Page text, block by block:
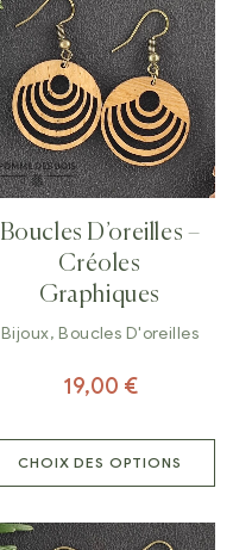
Boucles D’oreilles –
Créoles
Graphiques
Bijoux,Boucles D'oreilles
19,00 €
CHOIX DES OPTIONS